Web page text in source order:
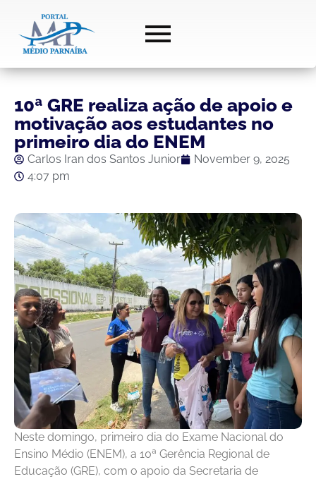
10ª GRE realiza ação de apoio e
motivação aos estudantes no
primeiro dia do ENEM
Carlos Iran dos Santos Junior
November 9, 2025
4:07 pm
Neste domingo, primeiro dia do Exame Nacional do
Ensino Médio (ENEM), a 10ª Gerência Regional de
Educação (GRE), com o apoio da Secretaria de